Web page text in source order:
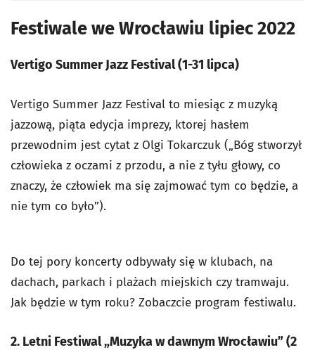
Festiwale we Wrocławiu lipiec 2022
Vertigo Summer Jazz Festival (1-31 lipca)
Vertigo Summer Jazz Festival to miesiąc z muzyką
jazzową, piąta edycja imprezy, ktorej hasłem
przewodnim jest cytat z Olgi Tokarczuk („Bóg stworzył
człowieka z oczami z przodu, a nie z tyłu głowy, co
znaczy, że człowiek ma się zajmować tym co będzie, a
nie tym co było”).
Do tej pory koncerty odbywały się w klubach, na
dachach, parkach i plażach miejskich czy tramwaju.
Jak będzie w tym roku? Zobaczcie program festiwalu.
2. Letni Festiwal „Muzyka w dawnym Wrocławiu” (2